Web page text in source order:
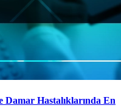
Damar Hastalıklarında En